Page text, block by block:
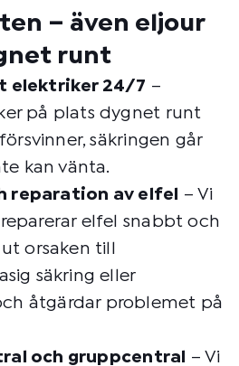
– även eljour
runt
elektriker 24/7 –
på plats dygnet runt
säkringen går
kan vänta.
reparation av elfel
– Vi
reparerar elfel snabbt och
orsaken till
säkring eller
åtgärdar problemet på
och gruppcentral
– Vi